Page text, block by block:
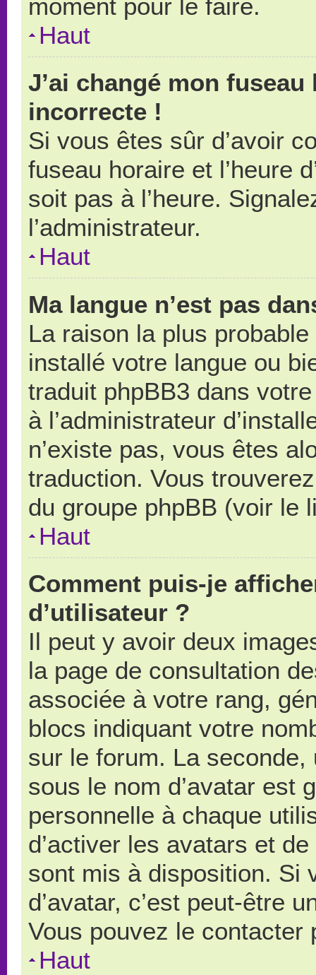
moment pour le faire.
Haut
J’ai changé mon
incorrecte !
Si vous êtes sûr d’avoir
fuseau horaire et l’heure
soit pas à l’heure.
l’administrateur.
Haut
Ma langue n’est pas
La raison la plus probable
installé votre langue ou
traduit phpBB3 dans
à l’administrateur
n’existe pas, vous êtes
traduction. Vous
du groupe phpBB (voir le
Haut
Comment puis-je
d’utilisateur ?
Il peut y avoir deux
la page de consultation
associée à votre rang,
blocs indiquant votre
sur le forum. La
sous le nom d’avatar est
personnelle à chaque
d’activer les avatars et
sont mis à disposition. Si
d’avatar, c’est peut-être
Vous pouvez le contacter
Haut